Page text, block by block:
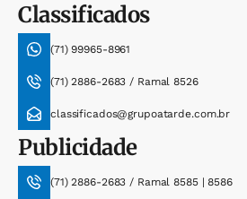
Classificados
(71) 99965-8961
(71) 2886-2683 / Ramal 8526
classificados@grupoatarde.com.br
Publicidade
(71) 2886-2683 / Ramal 8585 | 8586